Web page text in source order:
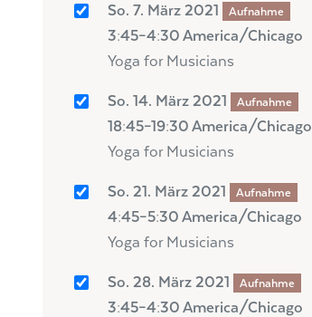
So. 7. März 2021 Aufnahme
3:45–4:30 America/Chicago
Yoga for Musicians
So. 14. März 2021 Aufnahme
18:45–19:30 America/Chicago
Yoga for Musicians
So. 21. März 2021 Aufnahme
4:45–5:30 America/Chicago
Yoga for Musicians
So. 28. März 2021 Aufnahme
3:45–4:30 America/Chicago